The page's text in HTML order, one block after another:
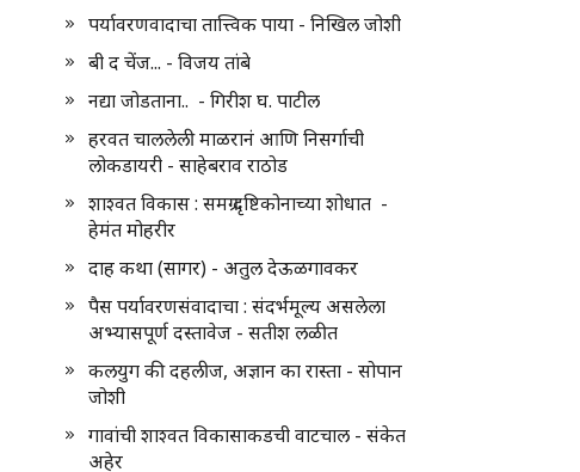
पर्यावरणवादाचा तात्त्विक पाया - निखिल जोशी
बी द चेंज... - विजय तांबे
नद्या जोडताना.. - गिरीश घ. पाटील
हरवत चाललेली माळरानं आणि निसर्गाची
लोकडायरी - साहेबराव राठोड
शाश्वत विकास : समग्र दृष्टिकोनाच्या शोधात -
हेमंत मोहरीर
दाह कथा (सागर) - अतुल देऊळगावकर
पैस पर्यावरणसंवादाचा : संदर्भमूल्य असलेला
अभ्यासपूर्ण दस्तावेज - सतीश लळीत
कलयुग की दहलीज, अज्ञान का रास्ता - सोपान
जोशी
गावांची शाश्वत विकासाकडची वाटचाल - संकेत
अहेर